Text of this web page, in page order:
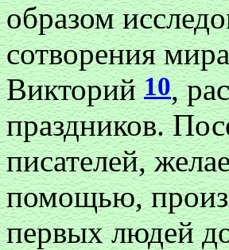
образом
сотворения
Викторий10,
праздников.
писателей,
помощью,
первых людей